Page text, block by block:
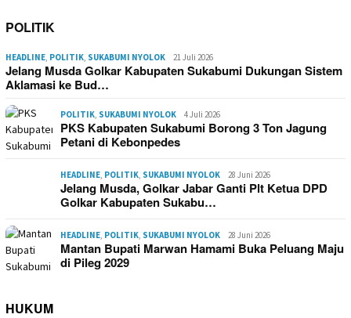
POLITIK
HEADLINE, POLITIK, SUKABUMI NYOLOK 21 Juli 2026
Jelang Musda Golkar Kabupaten Sukabumi Dukungan Sistem
Aklamasi ke Bud…
POLITIK, SUKABUMI NYOLOK 4 Juli 2026
PKS Kabupaten Sukabumi Borong 3 Ton Jagung
Petani di Kebonpedes
HEADLINE, POLITIK, SUKABUMI NYOLOK 28 Juni 2026
Jelang Musda, Golkar Jabar Ganti Plt Ketua DPD
Golkar Kabupaten Sukabu…
HEADLINE, POLITIK, SUKABUMI NYOLOK 28 Juni 2026
Mantan Bupati Marwan Hamami Buka Peluang Maju
di Pileg 2029
HUKUM